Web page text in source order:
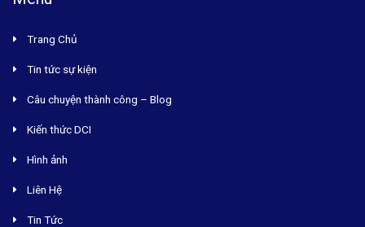
Trang Chủ
Tin tức sự kiện
Câu chuyện thành công – Blog
Kiến thức DCI
Hình ảnh
Liên Hệ
Tin Tức